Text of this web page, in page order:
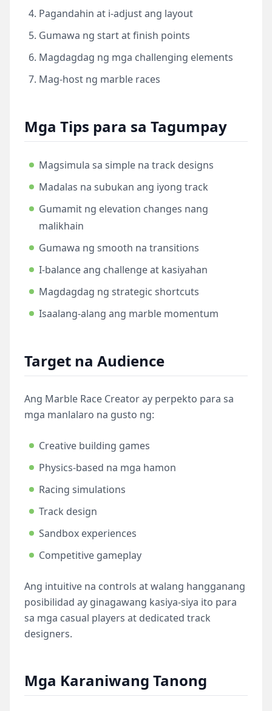
Pagandahin at i-adjust ang layout
Gumawa ng start at finish points
Magdagdag ng mga challenging elements
Mag-host ng marble races
Mga Tips para sa Tagumpay
Magsimula sa simple na track designs
Madalas na subukan ang iyong track
Gumamit ng elevation changes nang
malikhain
Gumawa ng smooth na transitions
I-balance ang challenge at kasiyahan
Magdagdag ng strategic shortcuts
Isaalang-alang ang marble momentum
Target na Audience
Ang Marble Race Creator ay perpekto para sa
mga manlalaro na gusto ng:
Creative building games
Physics-based na mga hamon
Racing simulations
Track design
Sandbox experiences
Competitive gameplay
Ang intuitive na controls at walang hangganang
posibilidad ay ginagawang kasiya-siya ito para
sa mga casual players at dedicated track
designers.
Mga Karaniwang Tanong